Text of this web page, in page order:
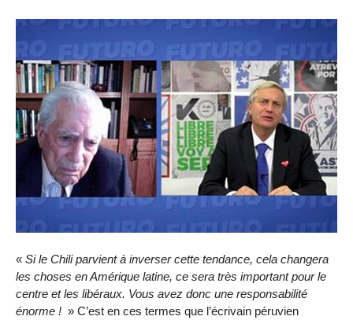
« Si le Chili parvient à inverser cette tendance, cela changera
les choses en Amérique latine, ce sera très important pour le
centre et les libéraux. Vous avez donc une responsabilité
énorme ! » C’est en ces termes que l’écrivain péruvien